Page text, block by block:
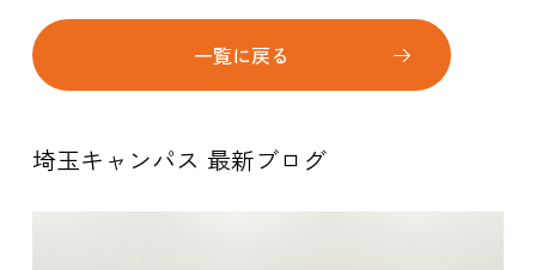
一覧に戻る
埼玉キャンパス 最新ブログ